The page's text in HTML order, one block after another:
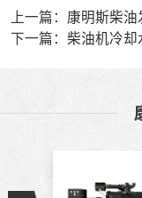
上一篇： 康明斯柴油
下一篇： 柴油机冷却